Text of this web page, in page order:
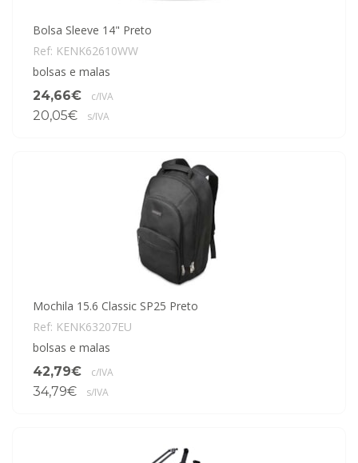
Bolsa Sleeve 14" Preto
Ref: KENK62610WW
bolsas e malas
24,66€
c/IVA
20,05€ s/IVA
Mochila 15.6 Classic SP25 Preto
Ref: KENK63207EU
bolsas e malas
42,79€
c/IVA
34,79€ s/IVA